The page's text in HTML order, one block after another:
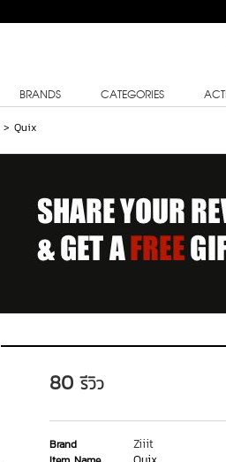
BRANDS CATEGORIES
> Quix
80 รีวิว
Brand Ziiit